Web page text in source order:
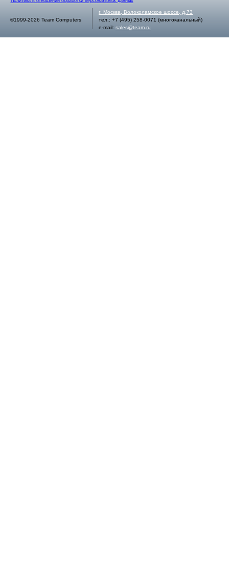
©1999-2026 Team Computers
г. Москва
Волоколамское шоссе, д.73
тел.: +7 (495) 258-0071 (многоканальный)
e-mail: sales@team.ru